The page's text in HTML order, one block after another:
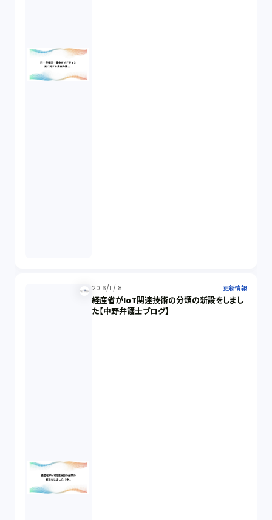
2016/11/18 更新情報
経産省がIoT関連技術の分類の新設をしまし
た【中野弁護士ブログ】